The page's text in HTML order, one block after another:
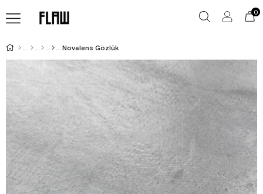
0
Novalens Gözlük